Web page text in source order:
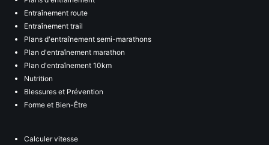
Entraînement route
Entraînement trail
Plans d'entraînement semi-marathons
Plan d'entraînement marathon
Plan d'entraînement 10km
Nutrition
Blessures et Prévention
Forme et Bien-Être
Calculer vitesse